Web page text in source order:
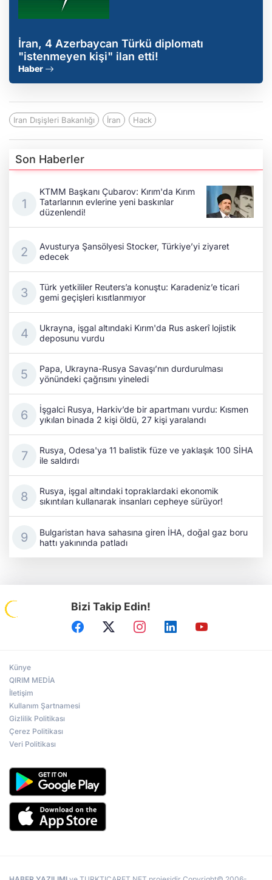
İran, 4 Azerbaycan Türkü diplomatı
"istenmeyen kişi" ilan etti!
Haber
Iran Dışişleri Bakanlığı İran Hack
Son Haberler
KTMM Başkanı Çubarov: Kırım'da Kırım
Tatarlarının evlerine yeni baskınlar
düzenlendi!
Avusturya Şansölyesi Stocker, Türkiye’yi ziyaret
edecek
Türk yetkililer Reuters’a konuştu: Karadeniz’e ticari
gemi geçişleri kısıtlanmıyor
Ukrayna, işgal altındaki Kırım'da Rus askerî lojistik
deposunu vurdu
Papa, Ukrayna-Rusya Savaşı’nın durdurulması
yönündeki çağrısını yineledi
İşgalci Rusya, Harkiv’de bir apartmanı vurdu: Kısmen
yıkılan binada 2 kişi öldü, 27 kişi yaralandı
Rusya, Odesa'ya 11 balistik füze ve yaklaşık 100 SİHA
ile saldırdı
Rusya, işgal altındaki topraklardaki ekonomik
sıkıntıları kullanarak insanları cepheye sürüyor!
Bulgaristan hava sahasına giren İHA, doğal gaz boru
hattı yakınında patladı
Bizi Takip Edin!
Künye
QIRIM MEDİA
İletişim
Kullanım Şartnamesi
Gizlilik Politikası
Çerez Politikası
Veri Politikası